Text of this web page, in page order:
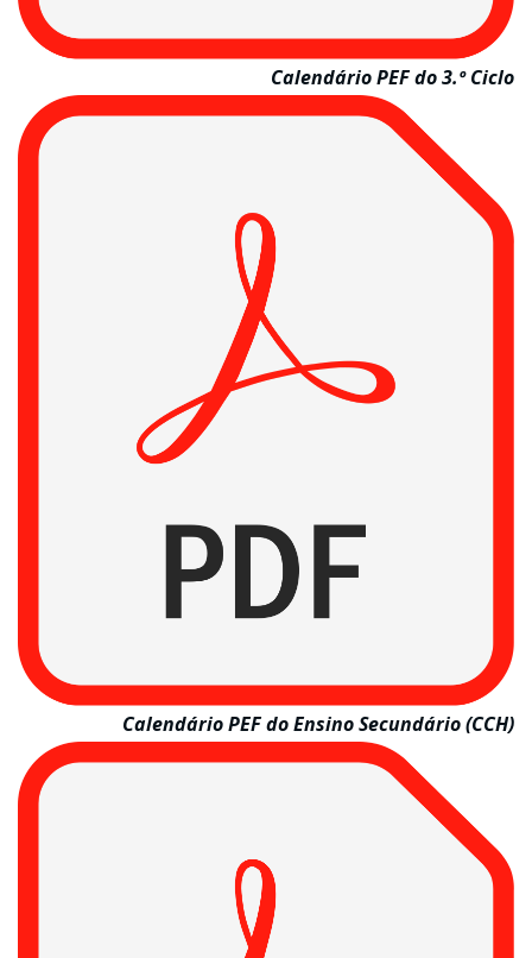
Calendário PEF do 3.º Ciclo
Calendário PEF do Ensino Secundário (CCH)